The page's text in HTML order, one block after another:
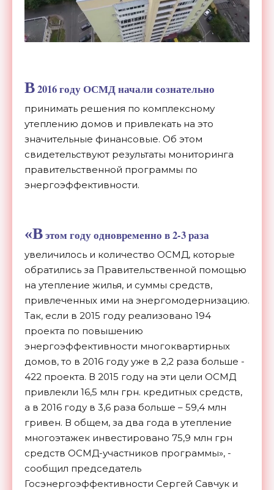
В2016 годуОСМДначали сознательно
принимать решения по комплексному
утеплению домов и привлекать на это
значительные финансовые. Об этом
свидетельствуют результаты мониторинга
правительственной программы по
энергоэффективности.
«Вэтом году одновременно в 2-3 раза
увеличилось и количество ОСМД, которые
обратились за Правительственной помощью
на утепление жилья, и суммы средств,
привлеченных ими на энергомодернизацию.
Так, если в 2015 году реализовано 194
проекта по повышению
энергоэффективности многоквартирных
домов, то в 2016 году уже в 2,2 раза больше -
422 проекта. В 2015 году на эти цели ОСМД
привлекли 16,5 млн грн. кредитных средств,
а в 2016 году в 3,6 раза больше – 59,4 млн
гривен. В общем, за два года в утепление
многоэтажек инвестировано 75,9 млн грн
средств ОСМД-участников программы», -
сообщил председатель
Госэнергоэффективности Сергей Савчук и